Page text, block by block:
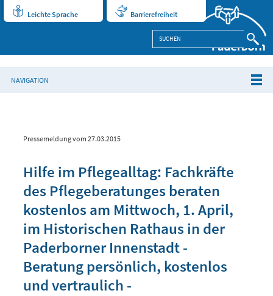
Leichte Sprache Barrierefreiheit
NAVIGATION
Pressemeldung vom 27.03.2015
Hilfe im Pflegealltag: Fachkräfte
des Pflegeberatunges beraten
kostenlos am Mittwoch, 1. April,
im Historischen Rathaus in der
Paderborner Innenstadt -
Beratung persönlich, kostenlos
und vertraulich -